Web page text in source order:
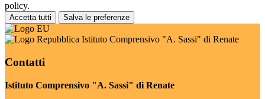
policy.
Accetta tutti Salva le preferenze
Istituto Comprensivo "A. Sassi" di Renate
Contatti
Istituto Comprensivo "A. Sassi" di Renate